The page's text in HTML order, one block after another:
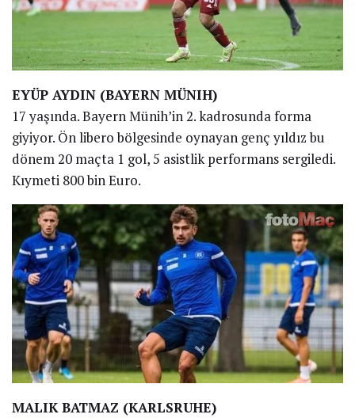
EYÜP AYDIN (BAYERN MÜNIH)
17 yaşında. Bayern Münih’in 2. kadrosunda forma
giyiyor. Ön libero bölgesinde oynayan genç yıldız bu
dönem 20 maçta 1 gol, 5 asistlik performans sergiledi.
Kıymeti 800 bin Euro.
MALIK BATMAZ (KARLSRUHE)